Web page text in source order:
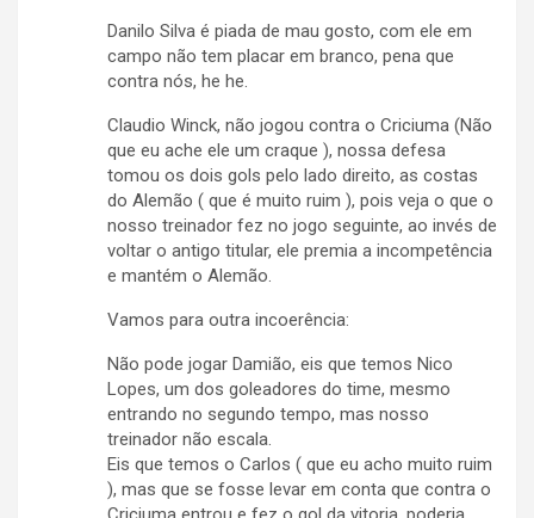
Danilo Silva é piada de mau gosto, com ele em
campo não tem placar em branco, pena que
contra nós, he he.
Claudio Winck, não jogou contra o Criciuma (Não
que eu ache ele um craque ), nossa defesa
tomou os dois gols pelo lado direito, as costas
do Alemão ( que é muito ruim ), pois veja o que o
nosso treinador fez no jogo seguinte, ao invés de
voltar o antigo titular, ele premia a incompetência
e mantém o Alemão.
Vamos para outra incoerência:
Não pode jogar Damião, eis que temos Nico
Lopes, um dos goleadores do time, mesmo
entrando no segundo tempo, mas nosso
treinador não escala.
Eis que temos o Carlos ( que eu acho muito ruim
), mas que se fosse levar em conta que contra o